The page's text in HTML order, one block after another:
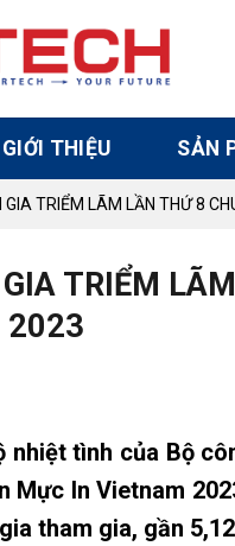
GIỚI THIỆU SẢN
TRIỂM LÃM LẦN THỨ 8
TRIỂM
2023
nhiệt tình của Bộ
Mực In Vietnam
tham gia, gần